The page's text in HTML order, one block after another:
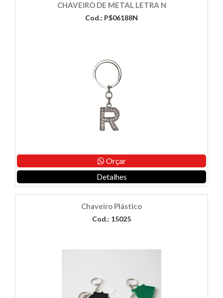
CHAVEIRO DE METAL LETRA N
Cod.: P$06188N
Orçar
Detalhes
Chaveiro Plástico
Cod.: 15025